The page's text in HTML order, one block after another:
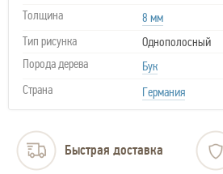
Толщина
8 мм
Тип рисунка
Однополосный
Порода дерева
Бук
Страна
Германия
Быстрая доставка